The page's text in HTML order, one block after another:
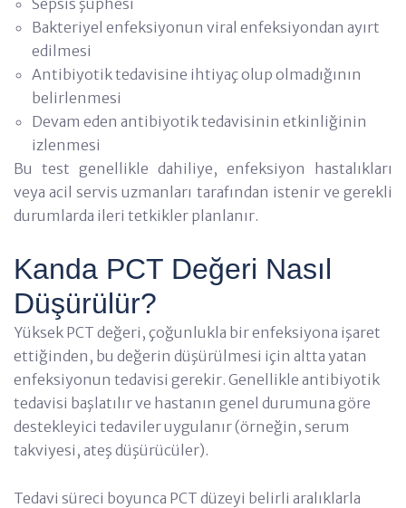
Bakteriyel enfeksiyonun viral enfeksiyondan ayırt
edilmesi
Antibiyotik tedavisine ihtiyaç olup olmadığının
belirlenmesi
Devam eden antibiyotik tedavisinin etkinliğinin
izlenmesi
Bu test genellikle dahiliye, enfeksiyon hastalıkları
veya acil servis uzmanları tarafından istenir ve gerekli
durumlarda ileri tetkikler planlanır.
Kanda PCT Değeri Nasıl
Düşürülür?
Yüksek PCT değeri, çoğunlukla bir enfeksiyona işaret
ettiğinden, bu değerin düşürülmesi için altta yatan
enfeksiyonun tedavisi gerekir. Genellikle antibiyotik
tedavisi başlatılır ve hastanın genel durumuna göre
destekleyici tedaviler uygulanır (örneğin, serum
takviyesi, ateş düşürücüler).
Tedavi süreci boyunca PCT düzeyi belirli aralıklarla